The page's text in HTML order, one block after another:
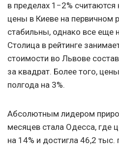
в пределах 1−2%
цены в Киеве на первичном
стабильны, однако все еще
Столица в рейтинге
стоимости во Львове
за квадрат. Более того,
полгода на 3%.
Абсолютным лидером
месяцев стала Одесса, где
на 14% и достигла 46,2